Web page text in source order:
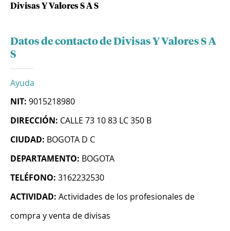
Divisas Y Valores S A S
Datos de contacto de Divisas Y Valores S A
S
Ayuda
NIT: 9015218980
DIRECCIÓN: CALLE 73 10 83 LC 350 B
CIUDAD: BOGOTA D C
DEPARTAMENTO: BOGOTA
TELÉFONO: 3162232530
ACTIVIDAD: Actividades de los profesionales de
compra y venta de divisas